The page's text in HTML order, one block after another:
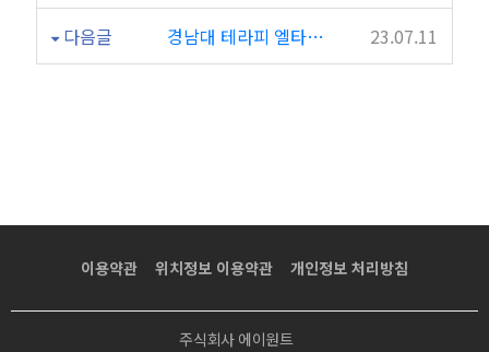
다음글 경남대 테라피 엘타이테라피 짱이에요 23.07.11
이용약관 위치정보 이용약관 개인정보 처리방침
주식회사 에이원트